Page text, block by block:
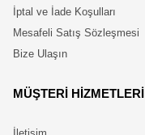
İptal ve İade Koşulları
Mesafeli Satış Sözleşmesi
Bize Ulaşın
MÜŞTERİ HİZMETLERİ